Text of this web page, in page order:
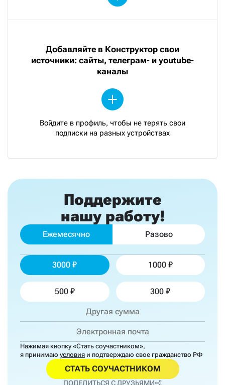
Добавляйте в Конструктор свои
источники: сайты, телеграм- и youtube-
каналы
Войдите в профиль, чтобы не терять свои
подписки на разных устройствах
Поддержите
нашу работу!
Ежемесячно Разово
3000 1000
500 300
Нажимая кнопку «Стать соучастником»,
я принимаю условия и подтверждаю свое гражданство РФ
СТАТЬ СОУЧАСТНИКОМ
ПОДЕЛИТЬСЯ С ДРУЗЬЯМИ